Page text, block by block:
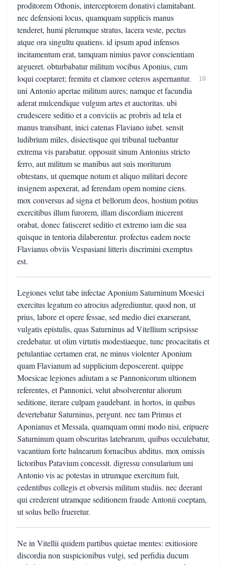
proditorem Othonis, interceptorem donativi clamitabant.
nec defensioni locus, quamquam supplicis manus
tenderet, humi plerumque stratus, lacera veste, pectus
atque ora singultu quatiens. id ipsum apud infensos
incitamentum erat, tamquam nimius pavor conscientiam
argueret. obturbabatur militum vocibus Aponius, cum
loqui coeptaret; fremitu et clamore ceteros aspernantur.
uni Antonio apertae militum aures; namque et facundia
aderat mulcendique vulgum artes et auctoritas. ubi
crudescere seditio et a conviciis ac probris ad tela et
manus transibant, inici catenas Flaviano iubet. sensit
ludibrium miles, disiectisque qui tribunal tuebantur
extrema vis parabatur. opposuit sinum Antonius stricto
ferro, aut militum se manibus aut suis moriturum
obtestans, ut quemque notum et aliquo militari decore
insignem aspexerat, ad ferendam opem nomine ciens.
mox conversus ad signa et bellorum deos, hostium potius
exercitibus illum furorem, illam discordiam inicerent
orabat, donec fatisceret seditio et extremo iam die sua
quisque in tentoria dilaberentur. profectus eadem nocte
Flavianus obviis Vespasiani litteris discrimini exemptus
est.
10
Legiones velut tabe infectae Aponium Saturninum Moesici
exercitus legatum eo atrocius adgrediuntur, quod non, ut
prius, labore et opere fessae, sed medio diei exarserant,
vulgatis epistulis, quas Saturninus ad Vitellium scripsisse
credebatur. ut olim virtutis modestiaeque, tunc procacitatis et
petulantiae certamen erat, ne minus violenter Aponium
quam Flavianum ad supplicium deposcerent. quippe
Moesicae legiones adiutam a se Pannonicorum ultionem
referentes, et Pannonici, velut absolverentur aliorum
seditione, iterare culpam gaudebant. in hortos, in quibus
devertebatur Saturninus, pergunt. nec tam Primus et
Aponianus et Messala, quamquam omni modo nisi, eripuere
Saturninum quam obscuritas latebrarum, quibus occulebatur,
vacantium forte balnearum fornacibus abditus. mox omissis
lictoribus Patavium concessit. digressu consularium uni
Antonio vis ac potestas in utrumque exercitum fuit,
cedentibus collegis et obversis militum studiis. nec deerant
qui crederent utramque seditionem fraude Antonii coeptam,
ut solus bello frueretur.
Ne in Vitellii quidem partibus quietae mentes: exitiosiore
discordia non suspicionibus vulgi, sed perfidia ducum